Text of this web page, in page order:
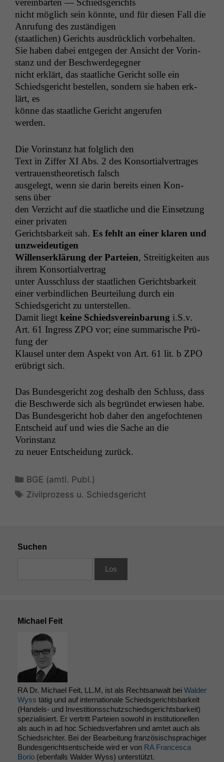
vere­in­barten — Schiedsgerichts
nicht möglich sein kön­nte, und für diesen Fall die
Anrufung des zuständigen
(staatlichen) Gerichts aus­drück­lich vor­be­hal­ten.
Sie haben dabei ent­ge­gen der Ansicht der Vorin­
stanz und der Beschwerdegegner
nicht erk­lärt, das staatliche Gericht solle ein
Schieds­gericht bestellen, son­dern sie haben erk­
lärt, es
könne das staatliche Gericht angerufen
werden.
Die Vorin­stanz hat fol­glich den
Text in Zif­fer XI Abs. 2 des Kon­sor­tialver­trages
ver­trauen­sthe­o­retisch falsch
aus­gelegt, wenn sie darin bere­its einen Kon­
sens über
den Verzicht auf die staatliche und die Ein­set­zung
ein­er privaten
Gerichts­barkeit sah. Es fehlt an ein­er klaren und
unzwei­deuti­gen
Wil­lenserk­lärung der Parteien, Stre­it­igkeit­en aus
ihrem Konsortialvertrag
unter Auss­chluss der staatlichen Gerichts­barkeit
ein­er verbindlichen Beurteilung durch ein
Schieds­gericht zu unterstellen.
Damit liegt keine Schiedsvere­in­barung i.S.v.
Art. 61 Ingress ZPO vor; eine sum­marische Prü­
fung der
Klausel unter dem Aspekt von Art. 61 lit. b ZPO
erübrigt sich.
Das Bun­des­gericht zog deshalb den Schluss, dass
die Beschw­erde sich als begrün­det erwiesen habe.
Das Bun­des­gericht hob daher den ange­focht­e­nen
Entscheid auf und wies die Sache an die
Vorinstanz
zu neuer Entschei­dung zurück.
Kategorien
BGE (amtl. Publ.)
Schlagwörter
Zivilprozess u. Schiedsgericht
Suchen
Michael Feit
RA Dr. Michael Feit, LL.M, ist als Rechtsanwalt bei Walder
Wyss tätig und auf internationale Schiedsgerichtsbarkeit
(Handels- und Investitionsschutzschiedsgerichtsbarkeit)
spezialisiert. Er vertritt Parteien sowohl in institutionellen
als auch in ad hoc Schiedsverfahren und amtet auch als
Schiedsrichter. Bei der Bearbeitung französischsprachiger
Bundesgerichtsentscheide wird er von RA Francesca
Borio (ebenfalls Walder Wyss) unterstützt.
Statistiken
Website zu
verbessern,
zeichnen
wir
anonyme
statistische
Funktionen auf
dieser Website
Wenn Sie
diese Option
kann die
zu 100%
Marketing
Wir speichern
anonyme Daten ab,
um interne
marketingtechnische
Auswertungen
uns, unsere Website